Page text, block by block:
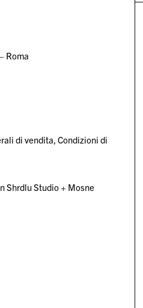
Roma
di vendita Condizioni di
Shrdlu Studio+ Mosne